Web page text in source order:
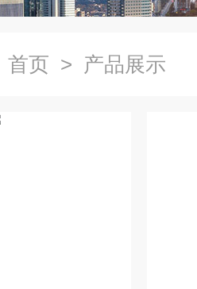
首页 > 产品展示